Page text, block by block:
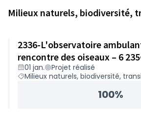
Milieux naturels, biodiversité,
2336-L'observatoire
rencontre des oiseaux – 6
01 jan.
Projet réalisé
Milieux naturels, biodiversité,
100%